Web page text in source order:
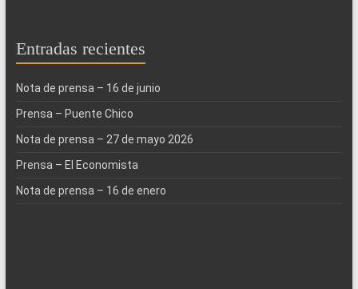
Entradas recientes
Nota de prensa – 16 de junio
Prensa – Puente Chico
Nota de prensa – 27 de mayo 2026
Prensa – El Economista
Nota de prensa – 16 de enero